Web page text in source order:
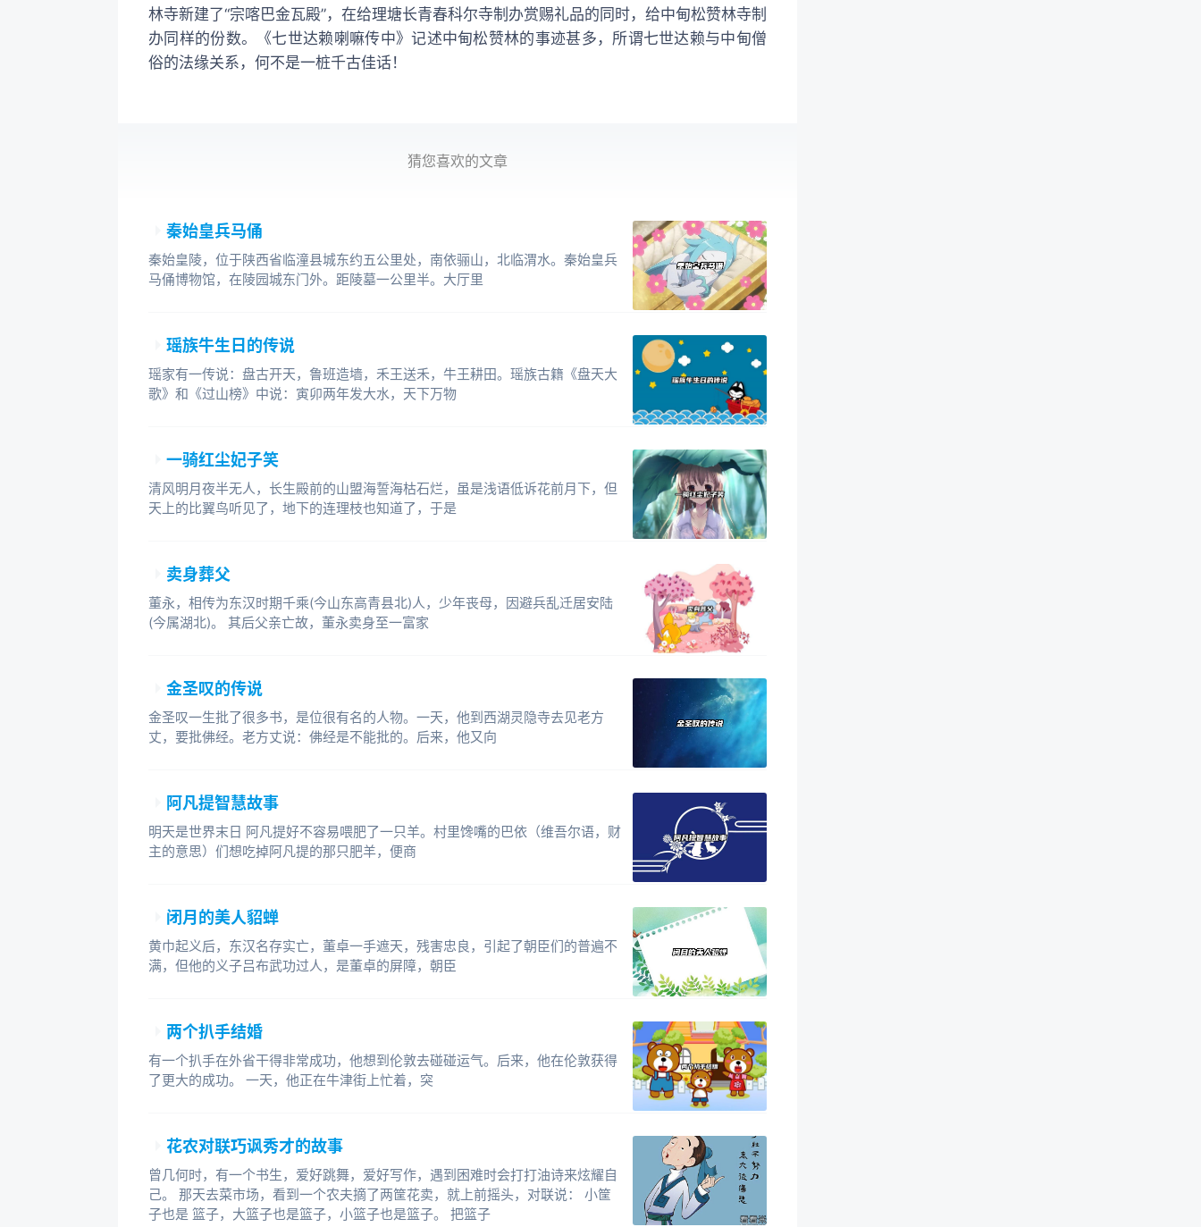
林寺新建了“宗喀巴金瓦殿”，在给理塘长青春科尔寺制办赏赐礼品的同时，给中甸松赞林寺制
办同样的份数。《七世达赖喇嘛传中》记述中甸松赞林的事迹甚多，所谓七世达赖与中甸僧
俗的法缘关系，何不是一桩千古佳话！
猜您喜欢的文章
秦始皇兵马俑
秦始皇陵，位于陕西省临潼县城东约五公里处，南依骊山，北临渭水。秦始皇兵
马俑博物馆，在陵园城东门外。距陵墓一公里半。大厅里
瑶族牛生日的传说
瑶家有一传说：盘古开天，鲁班造墙，禾王送禾，牛王耕田。瑶族古籍《盘天大
歌》和《过山榜》中说：寅卯两年发大水，天下万物
一骑红尘妃子笑
清风明月夜半无人，长生殿前的山盟海誓海枯石烂，虽是浅语低诉花前月下，但
天上的比翼鸟听见了，地下的连理枝也知道了，于是
卖身葬父
董永，相传为东汉时期千乘(今山东高青县北)人，少年丧母，因避兵乱迁居安陆
(今属湖北)。 其后父亲亡故，董永卖身至一富家
金圣叹的传说
金圣叹一生批了很多书，是位很有名的人物。一天，他到西湖灵隐寺去见老方
丈，要批佛经。老方丈说：佛经是不能批的。后来，他又向
阿凡提智慧故事
明天是世界末日 阿凡提好不容易喂肥了一只羊。村里馋嘴的巴依（维吾尔语，财
主的意思）们想吃掉阿凡提的那只肥羊，便商
闭月的美人貂蝉
黄巾起义后，东汉名存实亡，董卓一手遮天，残害忠良，引起了朝臣们的普遍不
满，但他的义子吕布武功过人，是董卓的屏障，朝臣
两个扒手结婚
有一个扒手在外省干得非常成功，他想到伦敦去碰碰运气。后来，他在伦敦获得
了更大的成功。 一天，他正在牛津街上忙着，突
花农对联巧讽秀才的故事
曾几何时，有一个书生，爱好跳舞，爱好写作，遇到困难时会打打油诗来炫耀自
己。 那天去菜市场，看到一个农夫摘了两筐花卖，就上前摇头，对联说： 小筐
子也是 篮子，大篮子也是篮子，小篮子也是篮子。 把篮子